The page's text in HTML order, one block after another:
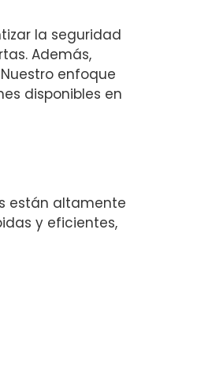
la seguridad
Además,
enfoque
disponibles en
están altamente
y eficientes,